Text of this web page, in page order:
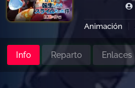
Animación
Info Reparto Enlaces